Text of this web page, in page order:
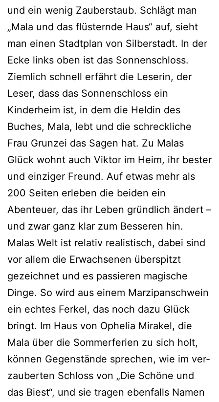
und ein wenig Zauberstaub. Schlägt man
„Mala und das flüs­tern­de Haus“ auf, sieht
man einen Stadtplan von Silberstadt. In der
Ecke links oben ist das Sonnenschloss.
Ziemlich schnell erfährt die Leserin, der
Leser, dass das Sonnenschloss ein
Kinderheim ist, in dem die Heldin des
Buches, Mala, lebt und die schreck­li­che
Frau Grunzei das Sagen hat. Zu Malas
Glück wohnt auch Viktor im Heim, ihr bes­ter
und ein­zi­ger Freund. Auf etwas mehr als
200 Seiten erle­ben die bei­den ein
Abenteuer, das ihr Leben gründ­lich ändert –
und zwar ganz klar zum Besseren hin.
Malas Welt ist rela­tiv rea­lis­tisch, dabei sind
vor allem die Erwachsenen über­spitzt
gezeich­net und es pas­sie­ren magi­sche
Dinge. So wird aus einem Marzipanschwein
ein ech­tes Ferkel, das noch dazu Glück
bringt. Im Haus von Ophelia Mirakel, die
Mala über die Sommerferien zu sich holt,
kön­nen Gegenstände spre­chen, wie im ver­
zau­ber­ten Schloss von „Die Schöne und
das Biest“, und sie tra­gen eben­falls Namen